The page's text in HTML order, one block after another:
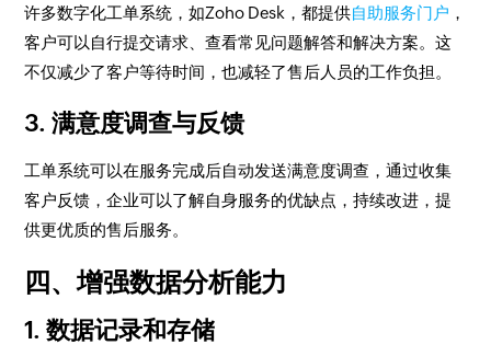
许多数字化工单系统，如Zoho Desk，都提供自助服务门户 ，
客户可以自行提交请求、查看常见问题解答和解决方案。这
不仅减少了客户等待时间，也减轻了售后人员的工作负担。
3. 满意度调查与反馈
工单系统可以在服务完成后自动发送满意度调查，通过收集
客户反馈，企业可以了解自身服务的优缺点，持续改进，提
供更优质的售后服务。
四、增强数据分析能力
1. 数据记录和存储